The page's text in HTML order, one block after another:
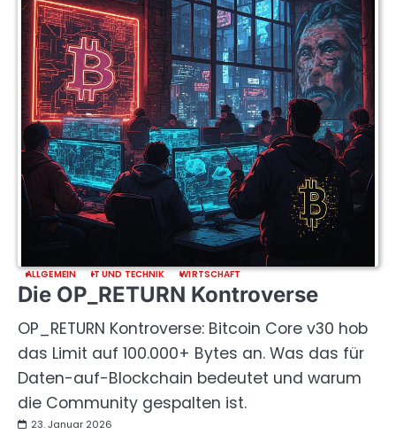
ALLGEMEIN IT UND TECHNIK WIRTSCHAFT
Die OP_RETURN Kontroverse
OP_RETURN Kontroverse: Bitcoin Core v30 hob
das Limit auf 100.000+ Bytes an. Was das für
Daten-auf-Blockchain bedeutet und warum
die Community gespalten ist.
23. Januar 2026